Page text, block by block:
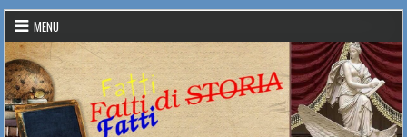
Skip to content
MENU